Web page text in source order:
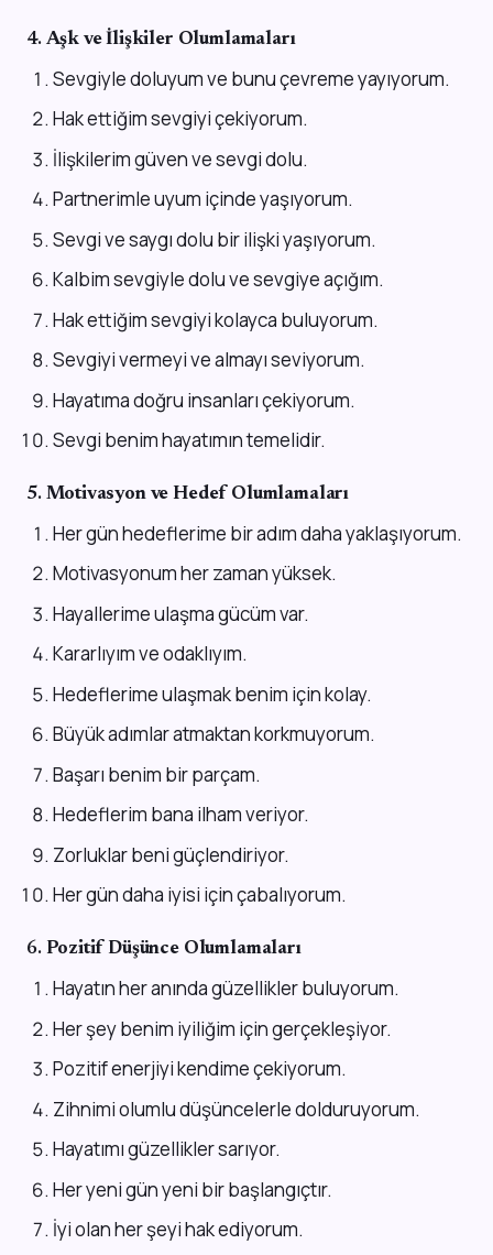
4. Aşk ve İlişkiler Olumlamaları
Sevgiyle doluyum ve bunu çevreme yayıyorum.
Hak ettiğim sevgiyi çekiyorum.
İlişkilerim güven ve sevgi dolu.
Partnerimle uyum içinde yaşıyorum.
Sevgi ve saygı dolu bir ilişki yaşıyorum.
Kalbim sevgiyle dolu ve sevgiye açığım.
Hak ettiğim sevgiyi kolayca buluyorum.
Sevgiyi vermeyi ve almayı seviyorum.
Hayatıma doğru insanları çekiyorum.
Sevgi benim hayatımın temelidir.
5. Motivasyon ve Hedef Olumlamaları
Her gün hedeflerime bir adım daha yaklaşıyorum.
Motivasyonum her zaman yüksek.
Hayallerime ulaşma gücüm var.
Kararlıyım ve odaklıyım.
Hedeflerime ulaşmak benim için kolay.
Büyük adımlar atmaktan korkmuyorum.
Başarı benim bir parçam.
Hedeflerim bana ilham veriyor.
Zorluklar beni güçlendiriyor.
Her gün daha iyisi için çabalıyorum.
6. Pozitif Düşünce Olumlamaları
Hayatın her anında güzellikler buluyorum.
Her şey benim iyiliğim için gerçekleşiyor.
Pozitif enerjiyi kendime çekiyorum.
Zihnimi olumlu düşüncelerle dolduruyorum.
Hayatımı güzellikler sarıyor.
Her yeni gün yeni bir başlangıçtır.
İyi olan her şeyi hak ediyorum.